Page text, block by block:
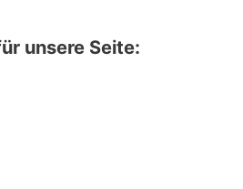
unsere Seite: